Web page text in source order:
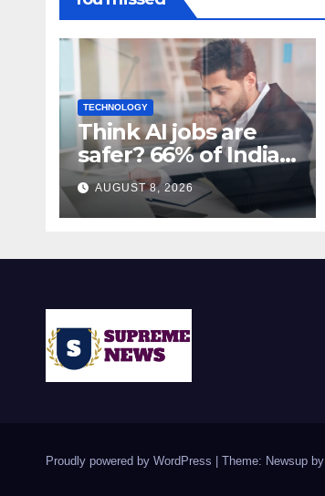
TECHNOLOGY
Think AI jobs are
safer? 66% of India’s
AI workers expect
layoffs
AUGUST 8, 2026
Proudly powered by WordPress Theme: Newsup by